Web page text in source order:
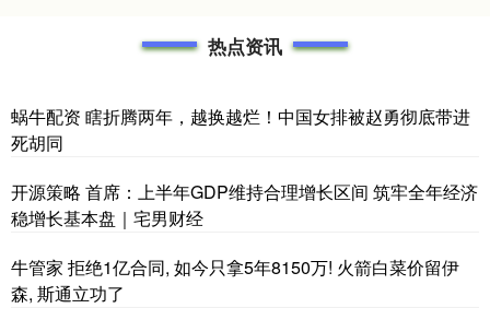
热点资讯
蜗牛配资 瞎折腾两年，越换越烂！中国女排被赵勇彻底带进
死胡同
开源策略 首席：上半年GDP维持合理增长区间 筑牢全年经济
稳增长基本盘｜宅男财经
牛管家 拒绝1亿合同, 如今只拿5年8150万! 火箭白菜价留伊
森, 斯通立功了